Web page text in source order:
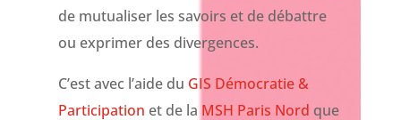
de mutualiser les savoirs et de débattre
ou exprimer des divergences.
C’est avec l’aide du GIS Démocratie &
Participation et de la MSH Paris Nord que